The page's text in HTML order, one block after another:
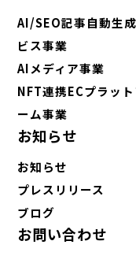
AI/SEO記事自動生
ビス事業
AIメディア事業
NFT連携ECプラット
ーム事業
お知らせ
お知らせ
プレスリリース
ブログ
お問い合わせ